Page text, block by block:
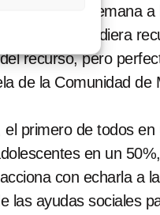
bebé cada semana
al bebé, pudiera
recurso, pero
de la Comunidad de
primero de todos en
en un
con echarla a
las ayudas sociales